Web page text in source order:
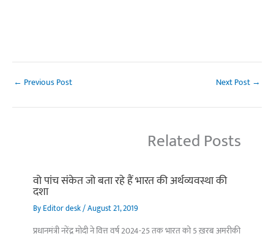
← Previous Post Next Post →
Related Posts
वो पांच संकेत जो बता रहे हैं भारत की अर्थव्यवस्था की
दशा
ByEditor desk/August 21, 2019
प्रधानमंत्री नरेंद्र मोदी ने वित्त वर्ष 2024-25 तक भारत को 5 ख़रब अमरीकी